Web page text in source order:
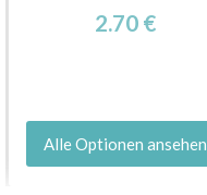
2.70 €
Alle Optionen ansehen